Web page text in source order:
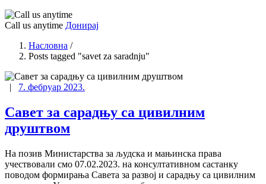
Call us anytime Донирај
Насловна /
Posts tagged "savet za saradnju"
| 7. фебруар 2023.
Савет за сарадњу са цивилним
друштвом
На позив Министарства за људска и мањинска права
учествовали смо 07.02.2023. на консултативном састанку
поводом формирања Савета за развој и сарадњу са цивилним